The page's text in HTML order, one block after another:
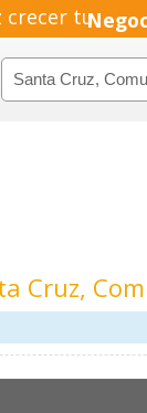
crecer tu
Pyme!
Cruz,